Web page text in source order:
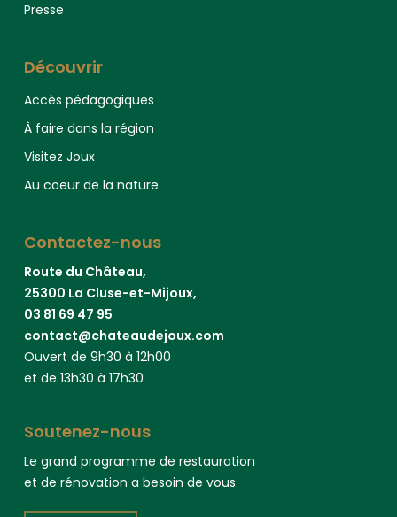
Presse
Découvrir
Accès pédagogiques
À faire dans la région
Visitez Joux
Au coeur de la nature
Contactez-nous
Route du Château,
25300 La Cluse-et-Mijoux,
03 81 69 47 95
contact@chateaudejoux.com
Ouvert de 9h30 à 12h00
et de 13h30 à 17h30
Soutenez-nous
Le grand programme de restauration
et de rénovation a besoin de vous